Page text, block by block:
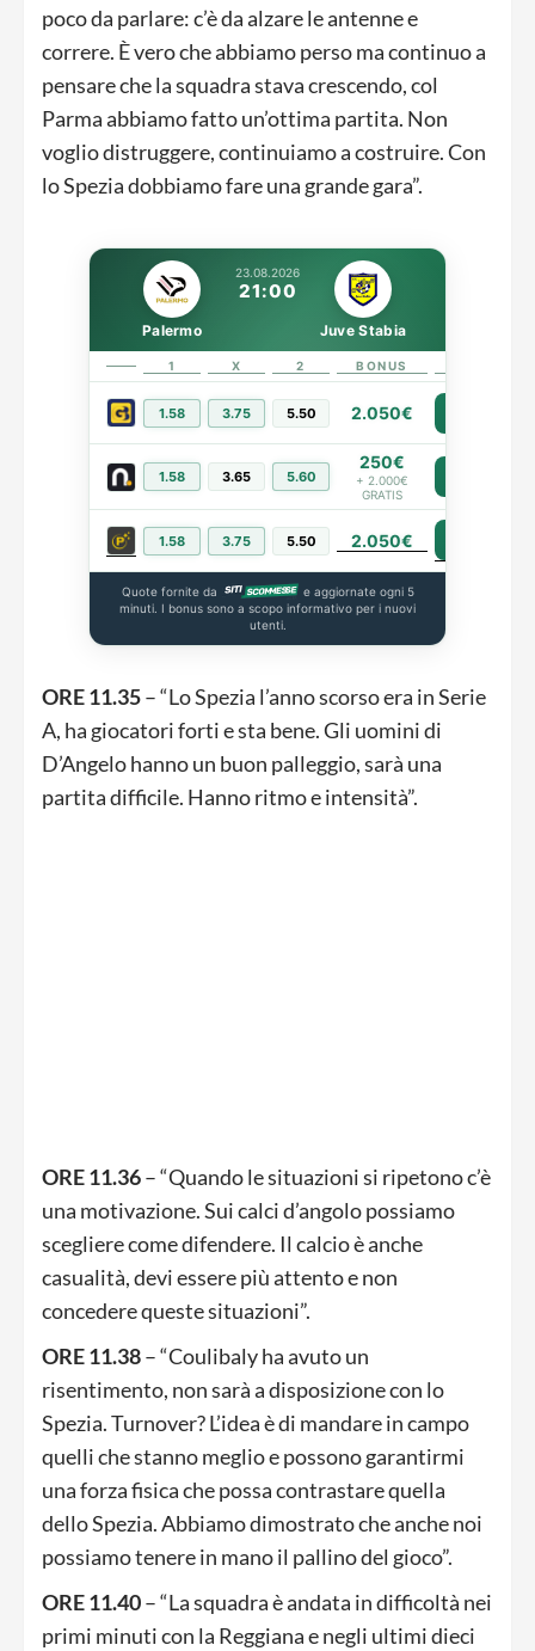
poco da parlare: c’è da alzare le antenne e
correre. È vero che abbiamo perso ma continuo a
pensare che la squadra stava crescendo, col
Parma abbiamo fatto un’ottima partita. Non
voglio distruggere, continuiamo a costruire. Con
lo Spezia dobbiamo fare una grande gara”.
23.08.2026
21:00
Palermo Juve Stabia
1 X 2 BONUS
1.58 3.75 5.50 2.050€
1.58 3.65 5.60
250€
+ 2.000€
GRATIS
1.58 3.75 5.50 2.050€
Quote fornite da
e aggiornate ogni 5
minuti. I bonus sono a scopo informativo per i nuovi
utenti.
ORE 11.35– “Lo Spezia l’anno scorso era in Serie
A, ha giocatori forti e sta bene. Gli uomini di
D’Angelo hanno un buon palleggio, sarà una
partita difficile. Hanno ritmo e intensità”.
ORE 11.36– “Quando le situazioni si ripetono c’è
una motivazione. Sui calci d’angolo possiamo
scegliere come difendere. Il calcio è anche
casualità, devi essere più attento e non
concedere queste situazioni”.
ORE 11.38– “Coulibaly ha avuto un
risentimento, non sarà a disposizione con lo
Spezia. Turnover? L’idea è di mandare in campo
quelli che stanno meglio e possono garantirmi
una forza fisica che possa contrastare quella
dello Spezia. Abbiamo dimostrato che anche noi
possiamo tenere in mano il pallino del gioco”.
ORE 11.40– “La squadra è andata in difficoltà nei
primi minuti con la Reggiana e negli ultimi dieci